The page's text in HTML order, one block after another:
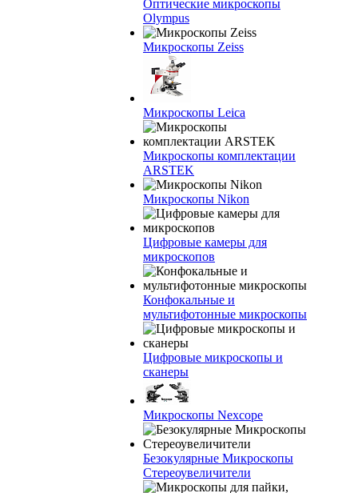
Оптические микроскопы
Olympus
Микроскопы Zeiss
Микроскопы Leica
Микроскопы комплектации
ARSTEK
Микроскопы Nikon
Цифровые камеры для
микроскопов
Конфокальные и
мультифотонные микроскопы
Цифровые микроскопы и
сканеры
Микроскопы Nexcope
Безокулярные Микроскопы
Стереоувеличители